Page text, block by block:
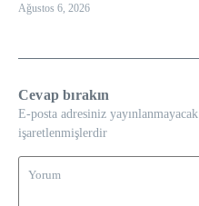
Ağustos 6, 2026
Cevap bırakın
E-posta adresiniz yayınlanmayacak.
işaretlenmişlerdir